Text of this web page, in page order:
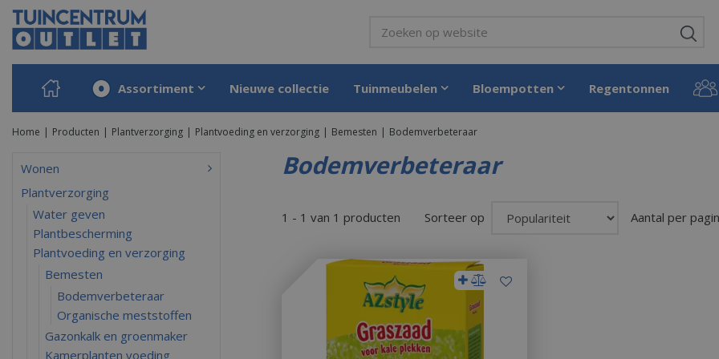
Ga
naar
content
Home Producten Plantverzorging Plantvoeding en verzorging Bemesten Bodemverbeteraar
Assortiment Nieuwe collectie Tuinmeubelen Bloempotten Regentonnen
Bodemverbeteraar
1 - 1 van 1 producten Aantal per
Sorteer op
Wonen
Plantverzorging
Water geven
Plantbescherming
Plantvoeding en verzorging
Bemesten
Bodemverbeteraar
Organische meststoffen
Gazonkalk en groenmaker
Kamerplanten voeding